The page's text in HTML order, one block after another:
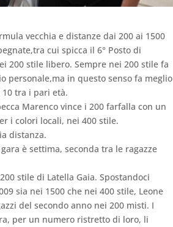
vecchia e distanze dai 200 ai 1500
cui spicca il 6° Posto di
200 stile libero. Sempre nei 200 stile fa
personale,ma in questo senso fa meglio
tra i pari età.
Marenco vince i 200 farfalla con un
i colori locali, nei 400 stile.
distanza.
è settima, seconda tra le ragazze
stile di Latella Gaia. Spostandoci
sia nei 1500 che nei 400 stile, Leone
del secondo anno nei 200 misti. I
per un numero ristretto di loro, li